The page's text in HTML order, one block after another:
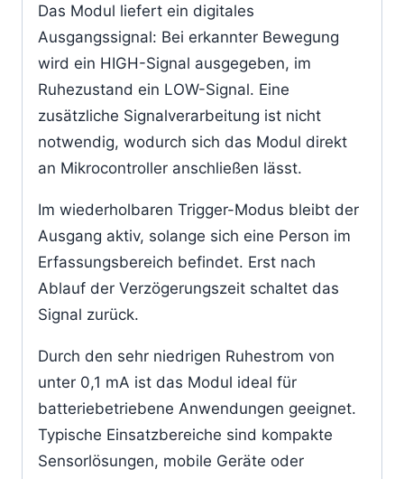
Das Modul liefert ein digitales
Ausgangssignal: Bei erkannter Bewegung
wird ein HIGH-Signal ausgegeben, im
Ruhezustand ein LOW-Signal. Eine
zusätzliche Signalverarbeitung ist nicht
notwendig, wodurch sich das Modul direkt
an Mikrocontroller anschließen lässt.
Im wiederholbaren Trigger-Modus bleibt der
Ausgang aktiv, solange sich eine Person im
Erfassungsbereich befindet. Erst nach
Ablauf der Verzögerungszeit schaltet das
Signal zurück.
Durch den sehr niedrigen Ruhestrom von
unter 0,1 mA ist das Modul ideal für
batteriebetriebene Anwendungen geeignet.
Typische Einsatzbereiche sind kompakte
Sensorlösungen, mobile Geräte oder